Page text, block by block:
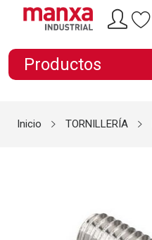
Productos
Inicio TORNILLERÍA